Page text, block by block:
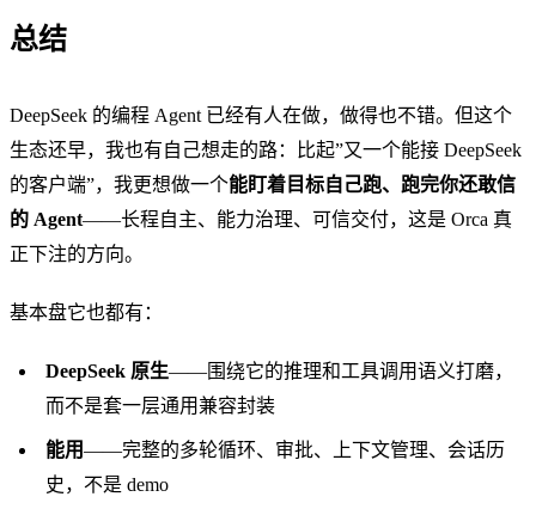
总结
DeepSeek 的编程 Agent 已经有人在做，做得也不错。但这个
生态还早，我也有自己想走的路：比起”又一个能接 DeepSeek
的客户端”，我更想做一个能盯着目标自己跑、跑完你还敢信
的 Agent——长程自主、能力治理、可信交付，这是 Orca 真
正下注的方向。
基本盘它也都有：
DeepSeek 原生——围绕它的推理和工具调用语义打磨，
而不是套一层通用兼容封装
能用——完整的多轮循环、审批、上下文管理、会话历
史，不是 demo